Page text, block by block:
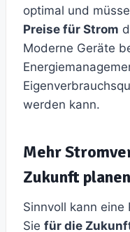
optimal und
Preise für Strom
Moderne Geräte
werden kann.
Mehr
Zukunft planen
Sinnvoll kann eine
Sie für die